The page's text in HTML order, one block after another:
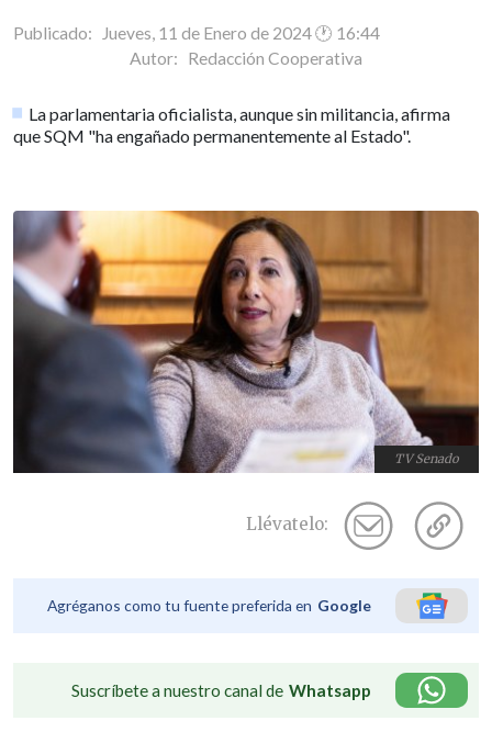
Publicado: Jueves, 11 de Enero de 2024 🕐 16:44
Autor: Redacción Cooperativa
La parlamentaria oficialista, aunque sin militancia, afirma
que SQM "ha engañado permanentemente al Estado".
TV Senado
Llévatelo:
Agréganos como tu fuente preferida en Google
Suscríbete a nuestro canal de Whatsapp